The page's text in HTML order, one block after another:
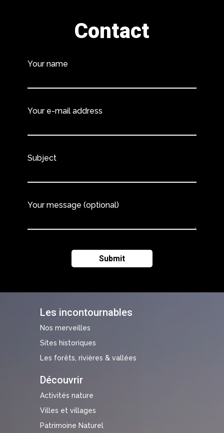
Les incontournables
Nos merveilles
Sites historiques
Les forêts, rivières & vallées
Découvrir
Activités nature
Villes et villages
Patrimoine Naturel
Contact
Your name
Your e-mail address
Subject
Your message (optional)